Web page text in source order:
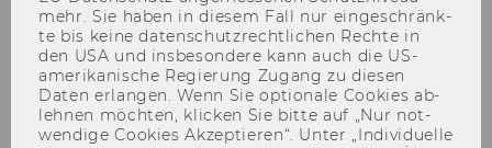
404 - Seite nicht ge­fun­den
Die an­ge­for­der­te Seite konn­te lei­der nicht ge­
mehr. Sie haben in die­sem Fall nur ein­ge­schränk­
te bis keine da­ten­schutz­recht­li­chen Rech­te in
den USA und ins­be­son­de­re kann auch die US-​
amerikanische Re­gie­rung Zu­gang zu die­sen
Daten er­lan­gen. Wenn Sie op­tio­na­le Coo­kies ab­
leh­nen möch­ten, kli­cken Sie bitte auf „Nur not­
wen­di­ge Coo­kies Ak­zep­tie­ren“. Unter „In­di­vi­du­el­le